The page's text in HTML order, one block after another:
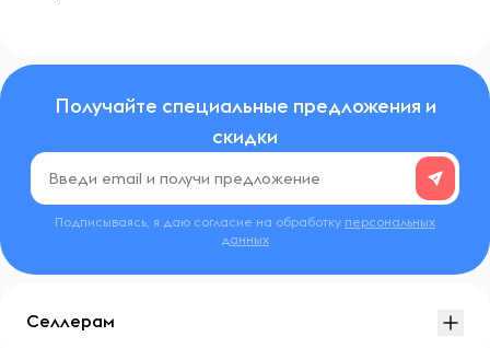
Получайте специальные предложения и
скидки
Подписываясь, я даю согласие на обработку персональных
данных
Селлерам